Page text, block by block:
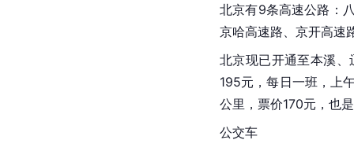
北京有9条高速公路：
京哈高速路、京开高速
北京现已开通至本溪
195元，每日一班，上
公里，票价170元，也
公交车